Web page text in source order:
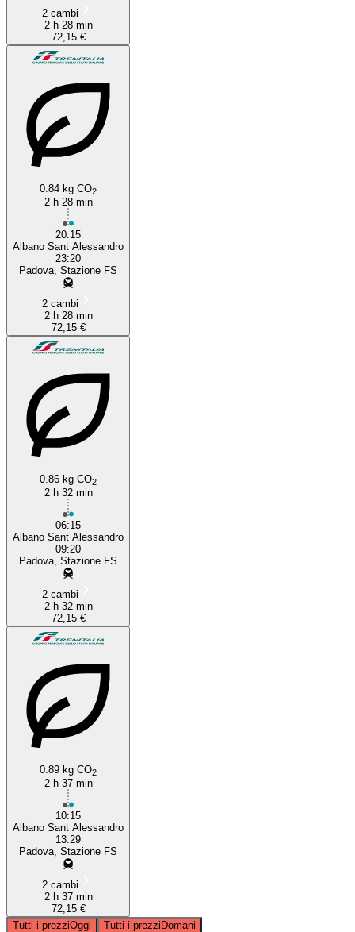
2 cambi
2 h 28 min
72,15 €
0.84 kg CO2
2 h 28 min
20:15
Albano Sant Alessandro
23:20
Padova, Stazione FS
2 cambi
2 h 28 min
72,15 €
0.86 kg CO2
2 h 32 min
06:15
Albano Sant Alessandro
09:20
Padova, Stazione FS
2 cambi
2 h 32 min
72,15 €
0.89 kg CO2
2 h 37 min
10:15
Albano Sant Alessandro
13:29
Padova, Stazione FS
2 cambi
2 h 37 min
72,15 €
Tutti i prezziOggi Tutti i prezziDomani